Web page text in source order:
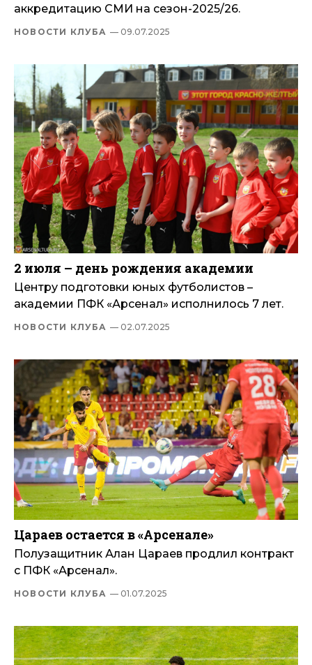
аккредитацию СМИ на сезон-2025/26.
НОВОСТИ КЛУБА — 09.07.2025
2 июля – день рождения академии
Центру подготовки юных футболистов –
академии ПФК «Арсенал» исполнилось 7 лет.
НОВОСТИ КЛУБА — 02.07.2025
Цараев остается в «Арсенале»
Полузащитник Алан Цараев продлил контракт
с ПФК «Арсенал».
НОВОСТИ КЛУБА — 01.07.2025